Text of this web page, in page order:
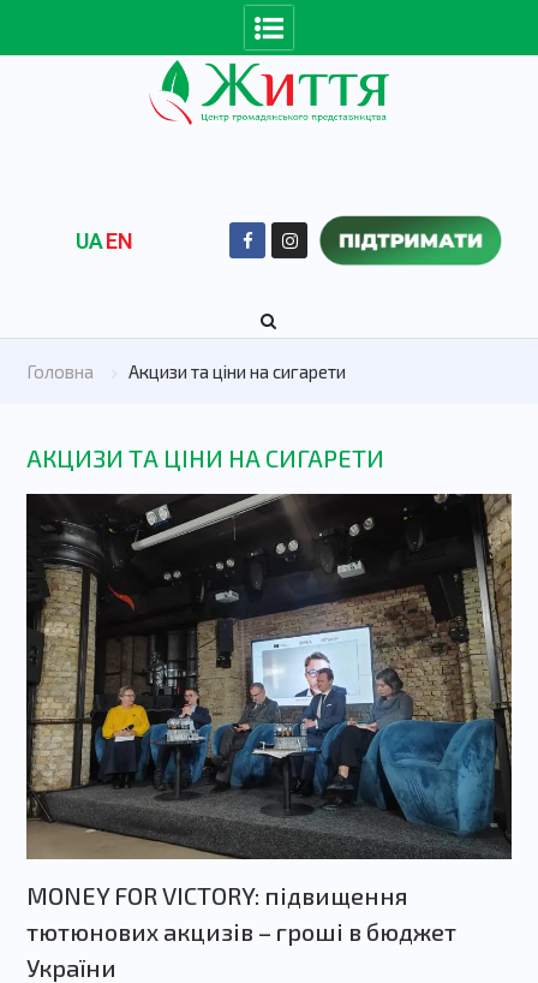
UAEN
Головна Акцизи та ціни на сигарети
АКЦИЗИ ТА ЦІНИ НА СИГАРЕТИ
MONEY FOR VICTORY: підвищення
тютюнових акцизів – гроші в бюджет
України